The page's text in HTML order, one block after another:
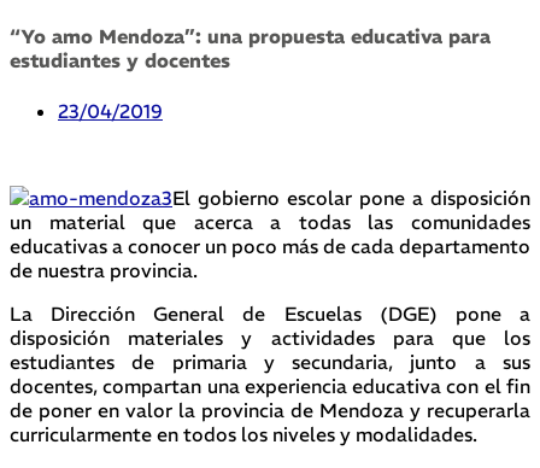
“Yo amo Mendoza”: una propuesta educativa para
estudiantes y docentes
23/04/2019
El gobierno escolar pone a disposición
un material que acerca a todas las comunidades
educativas a conocer un poco más de cada departamento
de nuestra provincia.
La Dirección General de Escuelas (DGE) pone a
disposición materiales y actividades para que los
estudiantes de primaria y secundaria, junto a sus
docentes, compartan una experiencia educativa con el fin
de poner en valor la provincia de Mendoza y recuperarla
curricularmente en todos los niveles y modalidades.